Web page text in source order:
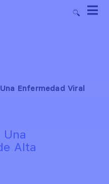
Enfermedad Viral
Una
Alta